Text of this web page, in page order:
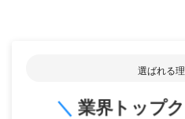
選ばれる
＼ 業界トップ